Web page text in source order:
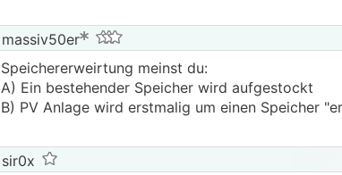
massiv50er
Speichererweirtung meinst du:
A) Ein bestehender Speicher wird aufgestockt
B) PV Anlage wird erstmalig um einen Speicher
sir0x